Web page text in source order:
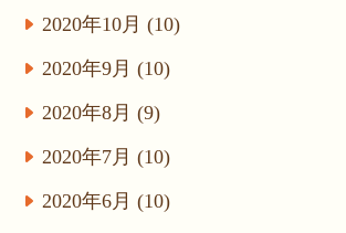
2020年10月 (10)
2020年9月 (10)
2020年8月 (9)
2020年7月 (10)
2020年6月 (10)